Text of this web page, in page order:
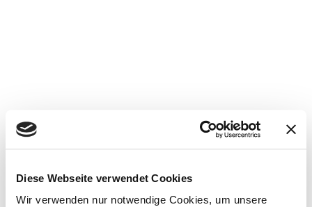
Diese Webseite verwendet Cookies
Wir verwenden nur notwendige Cookies, um unsere